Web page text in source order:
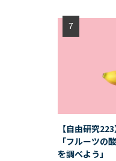
【自由研究
「フルーツの
を調べよう」